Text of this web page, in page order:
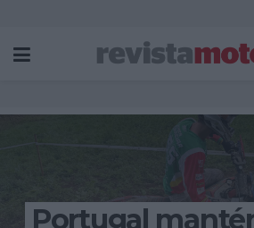
Portugal